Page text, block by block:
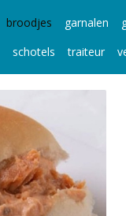
broodjes garnalen
schotels traiteur